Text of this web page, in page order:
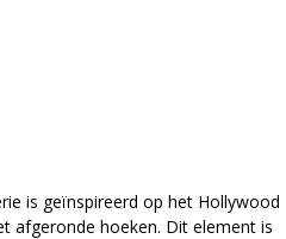
is geïnspireerd op het Hollywood
afgeronde hoeken. Dit element is